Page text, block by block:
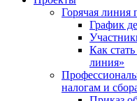
Горячая линия
График
Как
линия»
налогам и